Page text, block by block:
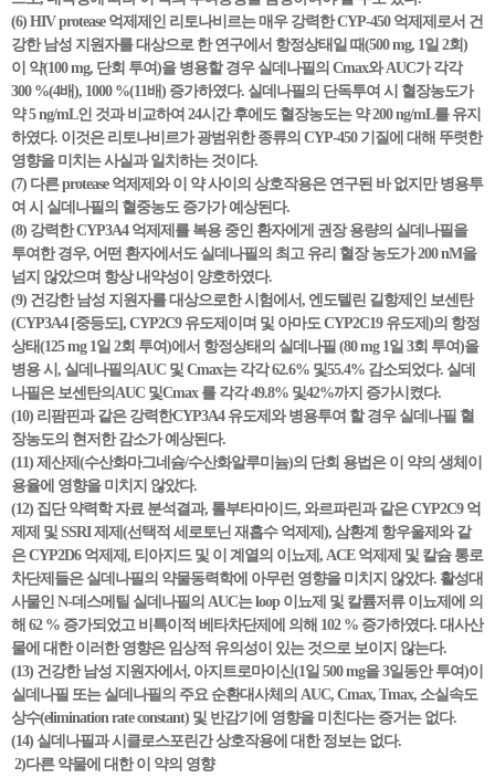
(6) HIV protease 억제제인 리토나비르는 매우 강력한 CYP-450 억제제로서 건
강한 남성 지원자를 대상으로 한 연구에서 항정상태일 때(500 mg, 1일 2회)
이 약(100 mg, 단회 투여)을 병용할 경우 실데나필의 Cmax와 AUC가 각각
300 %(4배), 1000 %(11배) 증가하였다. 실데나필의 단독투여 시 혈장농도가
약 5 ng/mL인 것과 비교하여 24시간 후에도 혈장농도는 약 200 ng/mL를 유지
하였다. 이것은 리토나비르가 광범위한 종류의 CYP-450 기질에 대해 뚜렷한
영향을 미치는 사실과 일치하는 것이다.
(7) 다른 protease 억제제와 이 약 사이의 상호작용은 연구된 바 없지만 병용투
여 시 실데나필의 혈중농도 증가가 예상된다.
(8) 강력한 CYP3A4 억제제를 복용 중인 환자에게 권장 용량의 실데나필을
투여한 경우, 어떤 환자에서도 실데나필의 최고 유리 혈장 농도가 200 nM을
넘지 않았으며 항상 내약성이 양호하였다.
(9) 건강한 남성 지원자를 대상으로한 시험에서, 엔도텔린 길항제인 보센탄
(CYP3A4 [중등도], CYP2C9 유도제이며 및 아마도 CYP2C19 유도제)의 항정
상태(125 mg 1일 2회 투여)에서 항정상태의 실데나필 (80 mg 1일 3회 투여)을
병용 시, 실데나필의AUC 및 Cmax는 각각 62.6% 및55.4% 감소되었다. 실데
나필은 보센탄의AUC 및Cmax 를 각각 49.8% 및42%까지 증가시켰다.
(10) 리팜핀과 같은 강력한CYP3A4 유도제와 병용투여 할 경우 실데나필 혈
장농도의 현저한 감소가 예상된다.
(11) 제산제(수산화마그네슘/수산화알루미늄)의 단회 용법은 이 약의 생체이
용율에 영향을 미치지 않았다.
(12) 집단 약력학 자료 분석결과, 톨부타마이드, 와르파린과 같은 CYP2C9 억
제제 및 SSRI 제제(선택적 세로토닌 재흡수 억제제), 삼환계 항우울제와 같
은 CYP2D6 억제제, 티아지드 및 이 계열의 이뇨제, ACE 억제제 및 칼슘 통로
차단제들은 실데나필의 약물동력학에 아무런 영향을 미치지 않았다. 활성대
사물인 N-데스메틸 실데나필의 AUC는 loop 이뇨제 및 칼륨저류 이뇨제에 의
해 62 % 증가되었고 비특이적 베타차단제에 의해 102 % 증가하였다. 대사산
물에 대한 이러한 영향은 임상적 유의성이 있는 것으로 보이지 않는다.
(13) 건강한 남성 지원자에서, 아지트로마이신(1일 500 mg을 3일동안 투여)이
실데나필 또는 실데나필의 주요 순환대사체의 AUC, Cmax, Tmax, 소실속도
상수(elimination rate constant) 및 반감기에 영향을 미친다는 증거는 없다.
(14) 실데나필과 시클로스포린간 상호작용에 대한 정보는 없다.
2)다른 약물에 대한 이 약의 영향